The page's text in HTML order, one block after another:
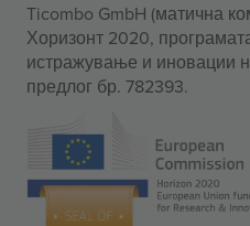
Ticombo GmbH (матична
Хоризонт 2020,
истражување и иновации
предлог бр. 782393.